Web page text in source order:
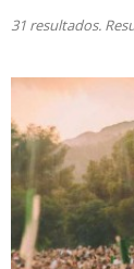
31 resultados.